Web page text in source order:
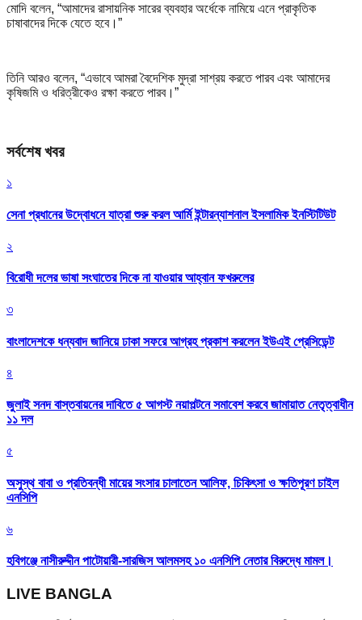
মোদি বলেন, “আমাদের রাসায়নিক সারের ব্যবহার অর্ধেকে নামিয়ে এনে প্রাকৃতিক
চাষাবাদের দিকে যেতে হবে।”
তিনি আরও বলেন, “এভাবে আমরা বৈদেশিক মুদ্রা সাশ্রয় করতে পারব এবং আমাদের
কৃষিজমি ও ধরিত্রীকেও রক্ষা করতে পারব।”
সর্বশেষ খবর
১
সেনা প্রধানের উদ্বোধনে যাত্রা শুরু করল আর্মি ইন্টারন্যাশনাল ইসলামিক ইনস্টিটিউট
২
বিরোধী দলের ভাষা সংঘাতের দিকে না যাওয়ার আহ্বান ফখরুলের
৩
বাংলাদেশকে ধন্যবাদ জানিয়ে ঢাকা সফরে আগ্রহ প্রকাশ করলেন ইউএই প্রেসিডেন্ট
৪
জুলাই সনদ বাস্তবায়নের দাবিতে ৫ আগস্ট নয়াপল্টনে সমাবেশ করবে জামায়াত নেতৃত্বাধীন
১১ দল
৫
অসুস্থ বাবা ও প্রতিবন্ধী মায়ের সংসার চালাতেন আলিফ, চিকিৎসা ও ক্ষতিপূরণ চাইল
এনসিপি
৬
হবিগঞ্জে নাসীরুদ্দীন পাটোয়ারী-সারজিস আলমসহ ১০ এনসিপি নেতার বিরুদ্ধে মামল।
LIVE BANGLA